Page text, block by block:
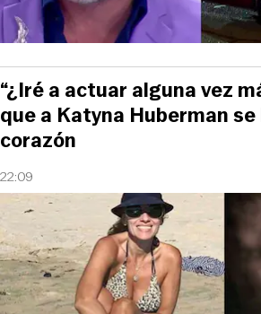
22:09
“¿Iré a actuar alguna vez
que a Katyna Huberman
corazón